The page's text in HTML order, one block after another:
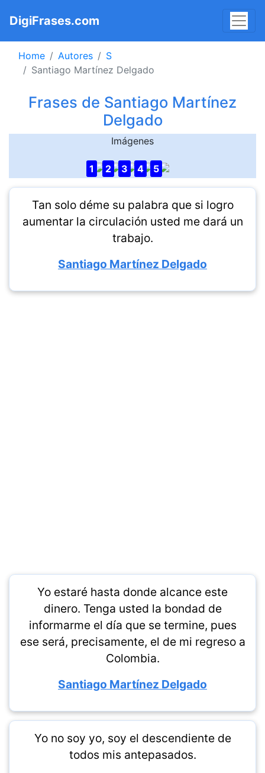
DigiFrases.com
Home Autores
S
Santiago Martínez Delgado
Frases de Santiago Martínez
Delgado
Imágenes
1 2 3 4 5
Tan solo déme su palabra que si logro
aumentar la circulación usted me dará un
trabajo.
Santiago Martínez Delgado
Yo estaré hasta donde alcance este
dinero. Tenga usted la bondad de
informarme el día que se termine, pues
ese será, precisamente, el de mi regreso a
Colombia.
Santiago Martínez Delgado
Yo no soy yo, soy el descendiente de
todos mis antepasados.